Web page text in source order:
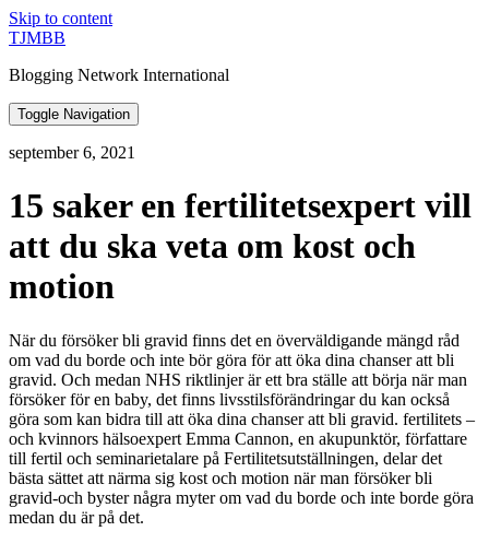
Skip to content
TJMBB
Blogging Network International
Toggle Navigation
september 6, 2021
15 saker en fertilitetsexpert vill
att du ska veta om kost och
motion
När du försöker bli gravid finns det en överväldigande mängd råd
om vad du borde och inte bör göra för att öka dina chanser att bli
gravid. Och medan NHS riktlinjer är ett bra ställe att börja när man
försöker för en baby, det finns livsstilsförändringar du kan också
göra som kan bidra till att öka dina chanser att bli gravid. fertilitets –
och kvinnors hälsoexpert Emma Cannon, en akupunktör, författare
till fertil och seminarietalare på Fertilitetsutställningen, delar det
bästa sättet att närma sig kost och motion när man försöker bli
gravid-och byster några myter om vad du borde och inte borde göra
medan du är på det.